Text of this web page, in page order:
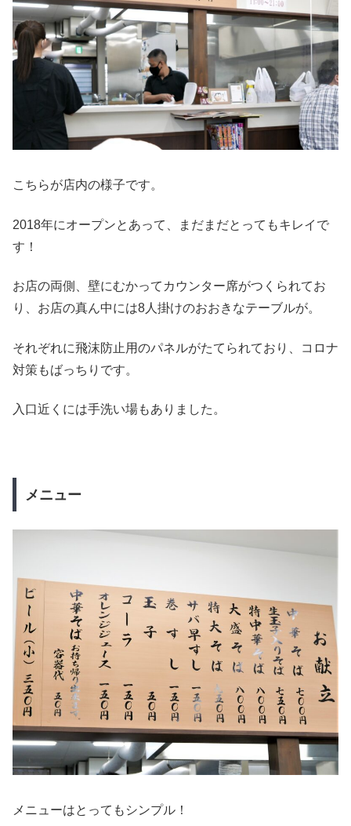
こちらが店内の様子です。
2018年にオープンとあって、まだまだとってもキレイで
す！
お店の両側、壁にむかってカウンター席がつくられてお
り、お店の真ん中には8人掛けのおおきなテーブルが。
それぞれに飛沫防止用のパネルがたてられており、コロナ
対策もばっちりです。
入口近くには手洗い場もありました。
メニュー
メニューはとってもシンプル！